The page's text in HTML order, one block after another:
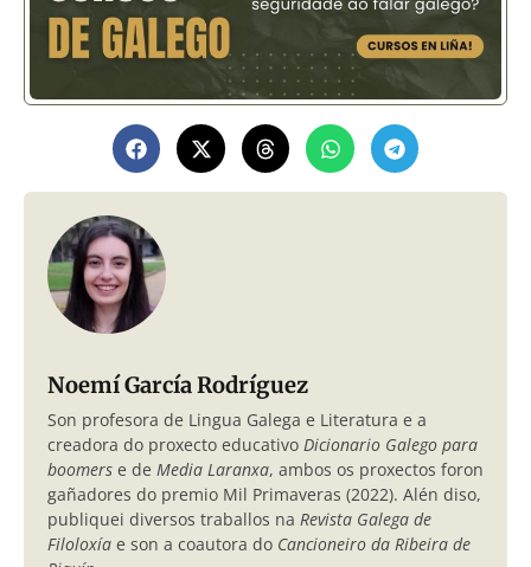
Noemí García Rodríguez
Son profesora de Lingua Galega e Literatura e a
creadora do proxecto educativo Dicionario Galego para
boomers e de Media Laranxa, ambos os proxectos foron
gañadores do premio Mil Primaveras (2022). Alén diso,
publiquei diversos traballos na Revista Galega de
Filoloxía e son a coautora do Cancioneiro da Ribeira de